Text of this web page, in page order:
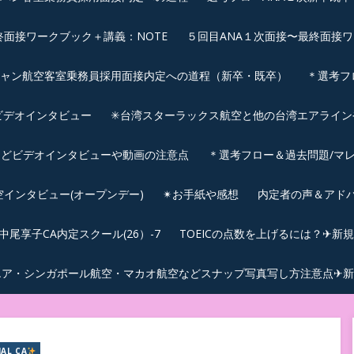
接ワークブック＋講義：NOTE ５回目ANA１次面接〜最終面接
ン航空客室乗務員採用面接内定への道程（新卒・既卒） ＊選考
オインタビュー ✳︎台湾スターラックス航空と他の台湾エアライ
ビデオインタビューや動画の注意点 ＊選考フロー＆過去問題/マ
ンタビュー(オープンデー) ✴︎お手紙や感想 内定者の声＆アド
享子CA内定スクール(26）-7 TOEICの点数を上げるには？✈新
・シンガポール航空・マカオ航空などスナップ写真写し方注意点✈
CA